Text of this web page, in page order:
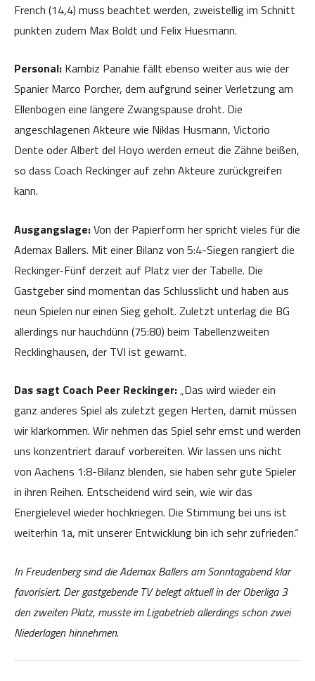
French (14,4) muss beachtet werden, zweistellig im Schnitt
punkten zudem Max Boldt und Felix Huesmann.
Personal: Kambiz Panahie fällt ebenso weiter aus wie der
Spanier Marco Porcher, dem aufgrund seiner Verletzung am
Ellenbogen eine längere Zwangspause droht. Die
angeschlagenen Akteure wie Niklas Husmann, Victorio
Dente oder Albert del Hoyo werden erneut die Zähne beißen,
so dass Coach Reckinger auf zehn Akteure zurückgreifen
kann.
Ausgangslage:Von der Papierform her spricht vieles für die
Ademax Ballers. Mit einer Bilanz von 5:4-Siegen rangiert die
Reckinger-Fünf derzeit auf Platz vier der Tabelle. Die
Gastgeber sind momentan das Schlusslicht und haben aus
neun Spielen nur einen Sieg geholt. Zuletzt unterlag die BG
allerdings nur hauchdünn (75:80) beim Tabellenzweiten
Recklinghausen, der TVI ist gewarnt.
Das sagt Coach Peer Reckinger:„Das wird wieder ein
ganz anderes Spiel als zuletzt gegen Herten, damit müssen
wir klarkommen. Wir nehmen das Spiel sehr ernst und werden
uns konzentriert darauf vorbereiten. Wir lassen uns nicht
von Aachens 1:8-Bilanz blenden, sie haben sehr gute Spieler
in ihren Reihen. Entscheidend wird sein, wie wir das
Energielevel wieder hochkriegen. Die Stimmung bei uns ist
weiterhin 1a, mit unserer Entwicklung bin ich sehr zufrieden.“
In Freudenberg sind die Ademax Ballers am Sonntagabend klar
favorisiert. Der gastgebende TV belegt aktuell in der Oberliga 3
den zweiten Platz, musste im Ligabetrieb allerdings schon zwei
Niederlagen hinnehmen.